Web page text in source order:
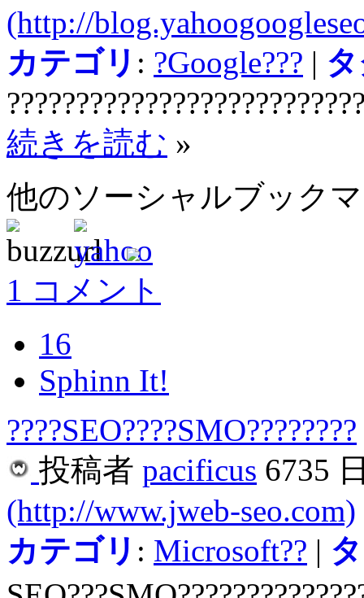
(http://
カテゴリ : ?Google??? |
続きを読む »
他のソーシャルブック
1 コメント
16
Sphinn It!
????SEO????SMO????????
投稿者 pacificus 6735
(http://www.jweb-seo.com)
カテゴリ : Microsoft?? |